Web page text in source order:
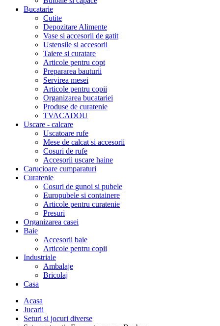
Bucatarie
Cutite
Depozitare Alimente
Vase si accesorii de gatit
Ustensile si accesorii
Taiere si curatare
Articole pentru copt
Prepararea bauturii
Servirea mesei
Articole pentru copii
Organizarea bucatariei
Produse de curatenie
TVACADOU
Uscare - calcare
Uscatoare rufe
Mese de calcat si accesorii
Cosuri de rufe
Accesorii uscare haine
Carucioare cumparaturi
Curatenie
Cosuri de gunoi si pubele
Europubele si containere
Articole pentru curatenie
Presuri
Organizarea casei
Baie
Accesorii baie
Articole pentru copii
Industriale
Ambalaje
Bricolaj
Casa
Acasa
Jucarii
Seturi si jocuri diverse